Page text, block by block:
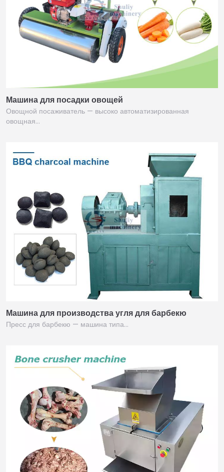
Машина для посадки овощей
Овощной посаживатель — высоко автоматизированная
овощная…
Машина для производства угля для барбекю
Пресс для барбекю — машина типа…